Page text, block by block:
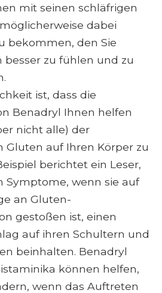
mit seinen schläfrigen
dabei
bekommen, den Sie
besser zu fühlen und zu
ist, dass die
Benadryl Ihnen helfen
nicht alle) der
Gluten auf Ihren Körper zu
berichtet ein Leser,
Symptome, wenn sie auf
an Gluten-
gestoßen ist, einen
auf ihren Schultern und
beinhalten. Benadryl
können helfen,
wenn das Auftreten